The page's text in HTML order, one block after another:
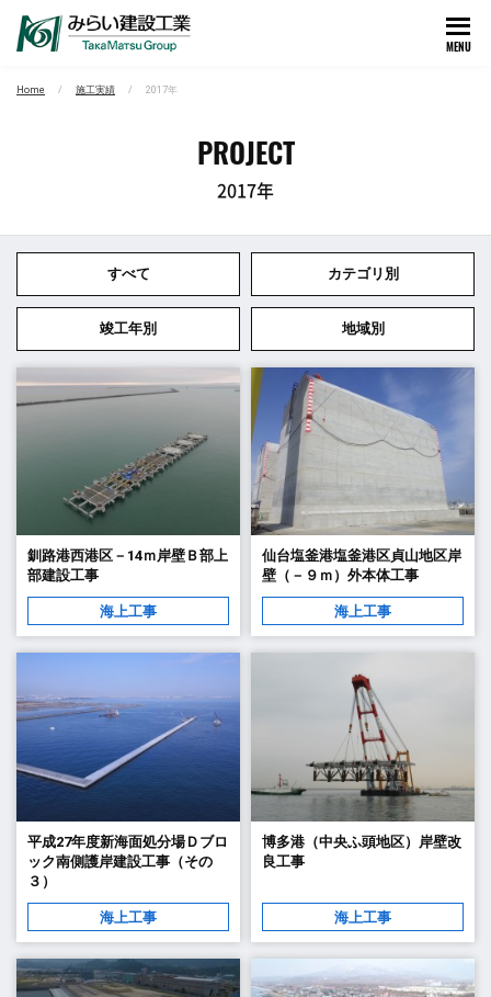
MENU
Home 施工実績 2017年
PROJECT
2017年
すべて カテゴリ別
竣工年別 地域別
釧路港西港区－14ｍ岸壁Ｂ部上
部建設工事
海上工事
仙台塩釜港塩釜港区貞山地区岸
壁（－９ｍ）外本体工事
海上工事
平成27年度新海面処分場Ｄブロ
ック南側護岸建設工事（その
３）
海上工事
博多港（中央ふ頭地区）岸壁改
良工事
海上工事